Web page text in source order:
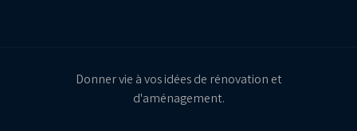
Donner vie à vos idées de rénovation et
d'aménagement.